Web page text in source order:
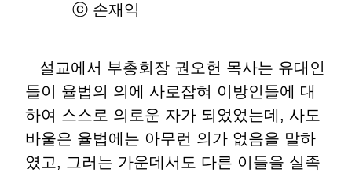
ⓒ 손재익
설교에서 부총회장 권오헌 목사는 유대인
들이 율법의 의에 사로잡혀 이방인들에 대
하여 스스로 의로운 자가 되었었는데, 사도
바울은 율법에는 아무런 의가 없음을 말하
였고, 그러는 가운데서도 다른 이들을 실족